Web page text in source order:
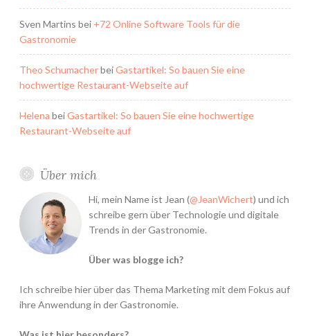
Sven Martins bei +72 Online Software Tools für die
Gastronomie
Theo SchumacherbeiGastartikel: So bauen Sie eine
hochwertige Restaurant-Webseite auf
Helena beiGastartikel: So bauen Sie eine hochwertige
Restaurant-Webseite auf
Über mich
Hi, mein Name ist Jean (@JeanWichert) und ich
schreibe gern über Technologie und digitale
Trends in der Gastronomie.
Über was blogge ich?
Ich schreibe hier über das Thema Marketing mit dem Fokus auf
ihre Anwendung in der Gastronomie.